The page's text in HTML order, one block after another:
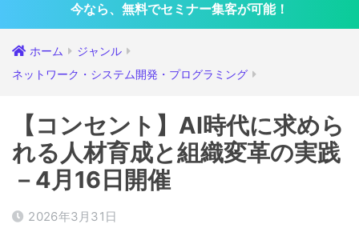
今なら、無料でセミナー集客が可能！
ホーム
ジャンル
ネットワーク・システム開発・プログラミング
【コンセント】AI時代に求めら
れる人材育成と組織変革の実践
－4月16日開催
2026年3月31日